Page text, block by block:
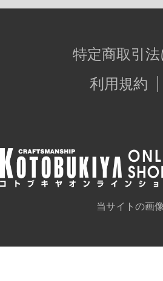
特定商取引
利用規約
当サイトの画